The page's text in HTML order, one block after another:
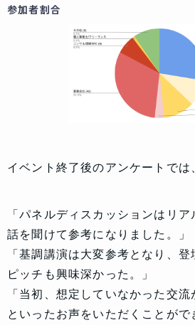
参加者割合
イベント終了後のアンケートでは、
「パネルディスカッションはリ
話を聞けて参考になりました。」
「基調講演は大変参考となり、
ピッチも興味深かった。」
「当初、想定していなかった交流
といったお声をいただくことがで